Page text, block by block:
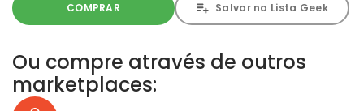
COMPRAR Salvar na Lista Geek
Ou compre através de outros
marketplaces: